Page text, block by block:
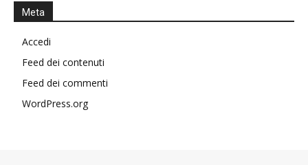
Meta
Accedi
Feed dei contenuti
Feed dei commenti
WordPress.org